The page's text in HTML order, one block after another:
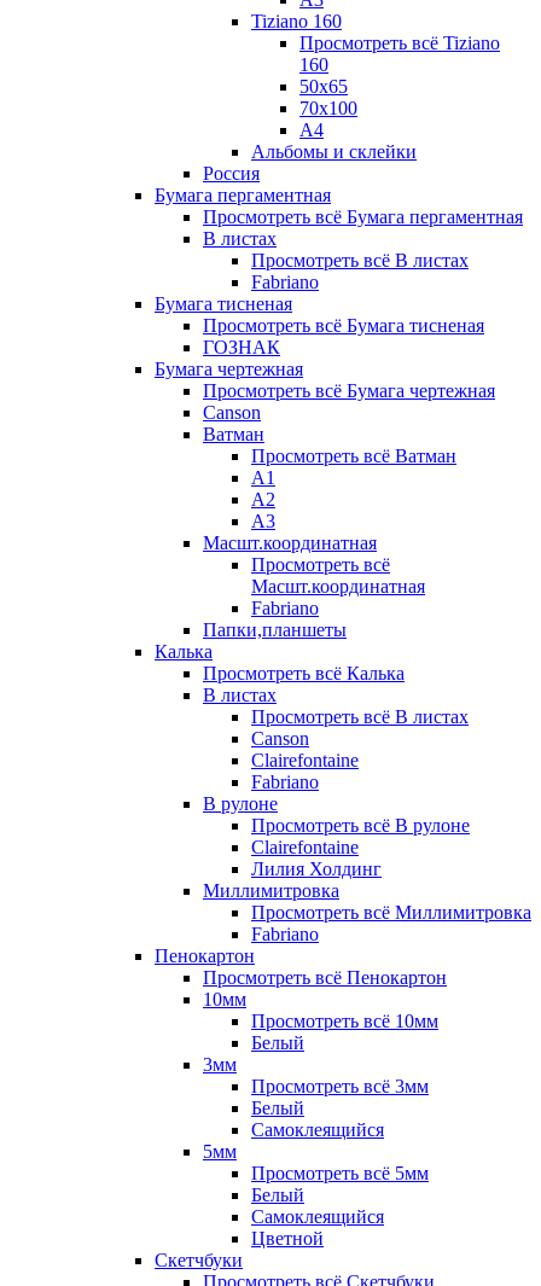
Tiziano 160
Просмотреть всё Tiziano
160
50х65
70х100
А4
Альбомы и склейки
Россия
Бумага пергаментная
Просмотреть всё Бумага пергаментная
В листах
Просмотреть всё В листах
Fabriano
Бумага тисненая
Просмотреть всё Бумага тисненая
ГОЗНАК
Бумага чертежная
Просмотреть всё Бумага чертежная
Canson
Ватман
Просмотреть всё Ватман
А1
А2
А3
Масшт.координатная
Просмотреть всё
Масшт.координатная
Fabriano
Папки,планшеты
Калька
Просмотреть всё Калька
В листах
Просмотреть всё В листах
Canson
Clairefontaine
Fabriano
В рулоне
Просмотреть всё В рулоне
Clairefontaine
Лилия Холдинг
Миллимитровка
Просмотреть всё Миллимитровка
Fabriano
Пенокартон
Просмотреть всё Пенокартон
10мм
Просмотреть всё 10мм
Белый
3мм
Просмотреть всё 3мм
Белый
Самоклеящийся
5мм
Просмотреть всё 5мм
Белый
Самоклеящийся
Цветной
Скетчбуки
Просмотреть всё Скетчбуки